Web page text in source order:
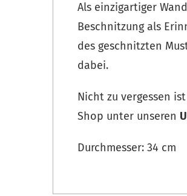
Als einzigartiger
Beschnitzung als
des geschnitzten
dabei.
Nicht zu vergessen
Shop unter unseren
Durchmesser: 34 cm